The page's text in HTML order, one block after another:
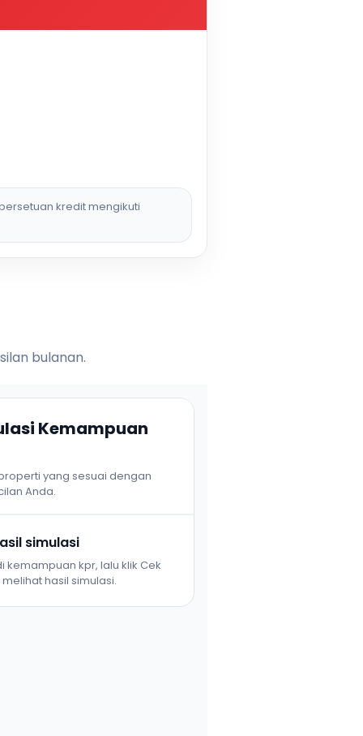
kredit mengikuti
bulanan.
Kemampuan
yang sesuai dengan
Anda.
simulasi
kemampuan kpr, lalu klik Cek
hasil simulasi.